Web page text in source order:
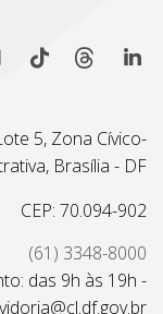
5, Zona Cívico-
Brasília - DF
CEP: 70.094-902
(61) 3348-8000
das 9h às 19h -